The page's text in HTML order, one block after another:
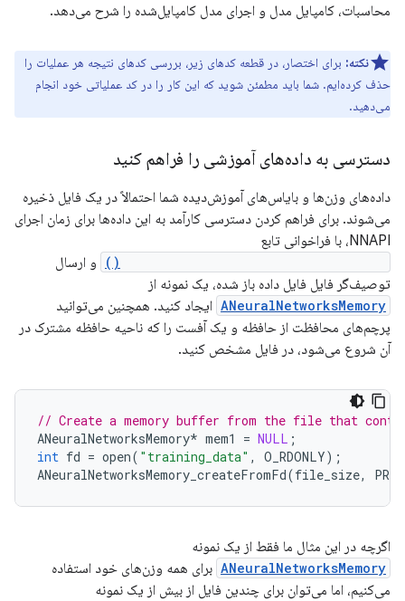
محاسبات، کامپایل مدل و اجرای مدل کامپایل‌شده را شرح می‌دهد.
نکته: برای اختصار، در قطعه کدهای زیر، بررسی کدهای نتیجه هر عملیات را
حذف کرده‌ایم. شما باید مطمئن شوید که این کار را در کد عملیاتی خود انجام
می‌دهید.
دسترسی به داده‌های آموزشی را فراهم کنید
داده‌های وزن‌ها و بایاس‌های آموزش‌دیده شما احتمالاً در یک فایل ذخیره
می‌شوند. برای فراهم کردن دسترسی کارآمد به این داده‌ها برای زمان اجرای
NNAPI، با فراخوانی تابع
و ارسال
توصیف‌گر فایل فایل داده باز شده، یک نمونه از
ANeuralNetworksMemory ایجاد کنید. همچنین می‌توانید
پرچم‌های محافظت از حافظه و یک آفست را که ناحیه حافظه مشترک در
آن شروع می‌شود، در فایل مشخص کنید.
// Create a memory buffer from the file that
ANeuralNetworksMemory* mem1 = NULL ;
int fd = open( "training_data" , O_RDONLY);
ANeuralNetworksMemory_createFromFd(file_size,
اگرچه در این مثال ما فقط از یک نمونه
ANeuralNetworksMemory برای همه وزن‌های خود استفاده
می‌کنیم، اما می‌توان برای چندین فایل از بیش از یک نمونه